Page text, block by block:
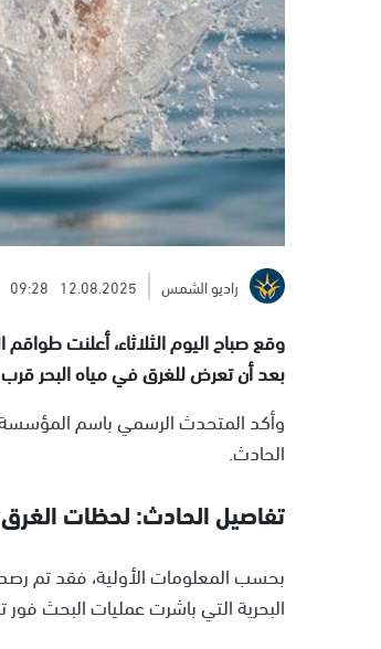
راديو الشمس 12.08.2025
09:28
بعد أن تعرض للغرق في مياه البحر
وأكد المتحدث الرسمي باسم
الحادث.
تفاصيل الحادث: لحظات
بحسب المعلومات الأولية، فقد تم
البحرية التي باشرت عمليات البحث فور